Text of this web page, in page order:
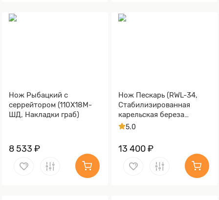
Нож Рыбацкий с
серрейтором (110Х18М-
ШД, Накладки граб)
8 533 ₽
Нож Пескарь (RWL-34,
Стабилизированная
карельская береза
лазурная, Латунь,
Stonewash)
5.0
13 400 ₽